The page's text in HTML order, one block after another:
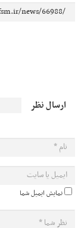
ارسال نظر
نمایش ایمیل شما